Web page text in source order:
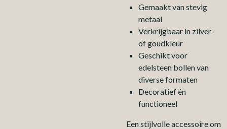
Gemaakt van stevig
metaal
Verkrijgbaar in zilver-
of goudkleur
Geschikt voor
edelsteen bollen van
diverse formaten
Decoratief én
functioneel
Een stijlvolle accessoire om